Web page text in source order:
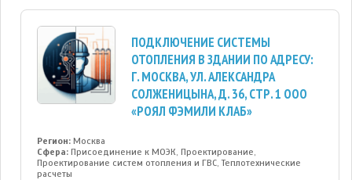
ПОДКЛЮЧЕНИЕ СИСТЕМЫ
ОТОПЛЕНИЯ В ЗДАНИИ ПО АДРЕСУ:
Г. МОСКВА, УЛ. АЛЕКСАНДРА
СОЛЖЕНИЦЫНА, Д. 36, СТР. 1 ООО
«РОЯЛ ФЭМИЛИ КЛАБ»
Регион: Москва
Сфера: Присоединение к МОЭК, Проектирование,
Проектирование систем отопления и ГВС, Теплотехнические
расчеты